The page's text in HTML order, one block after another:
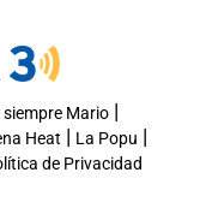
siempre Mario|
Heat | La Popu |
de Privacidad